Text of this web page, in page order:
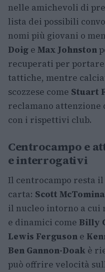
nelle amichevoli di
lista dei possibili
nomi più giovani o
Doig e Max Johnston
recuperati per
tattiche, mentre
scozzese come Stuart
reclamano attenzione
con i rispettivi club.
Centrocampo e
e interrogativi
Il centrocampo resta
carta: Scott
il nucleo intorno a
e dinamici come Billy
Lewis Ferguson e
Ben Gannon-Doak è
può offrire velocità